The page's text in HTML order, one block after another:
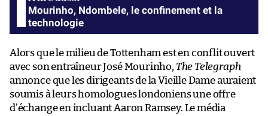
Mourinho, Ndombele, le confinement et la
technologie
Alors que le milieu de Tottenham est en conflit ouvert
avec son entraîneur José Mourinho, The Telegraph
annonce que les dirigeants de la Vieille Dame auraient
soumis à leurs homologues londoniens une offre
d’échange en incluant Aaron Ramsey. Le média